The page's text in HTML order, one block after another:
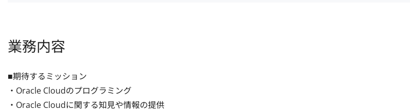
業務内容
■期待するミッション
・Oracle Cloudのプログラミング
・Oracle Cloudに関する知見や情報の提供